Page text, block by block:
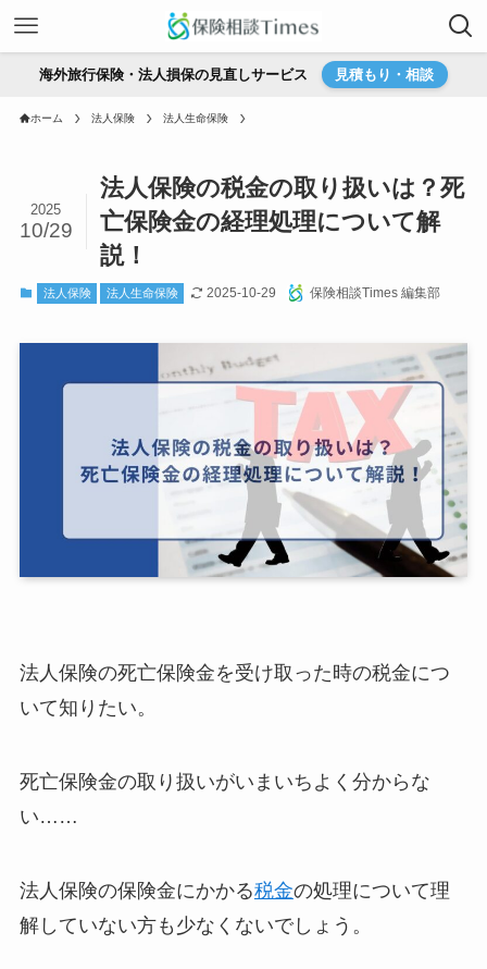
海外旅行保険・法人損保の見直しサービス 見積もり・相談
ホーム 法人保険 法人生命保険
法人保険の税金の取り扱いは？死
亡保険金の経理処理について解
説！
2025
10/29
法人保険 法人生命保険 2025-10-29 保険相談Times 編集部
法人保険の死亡保険金を受け取った時の税金につ
いて知りたい。
死亡保険金の取り扱いがいまいちよく分からな
い……
法人保険の保険金にかかる税金の処理について理
解していない方も少なくないでしょう。